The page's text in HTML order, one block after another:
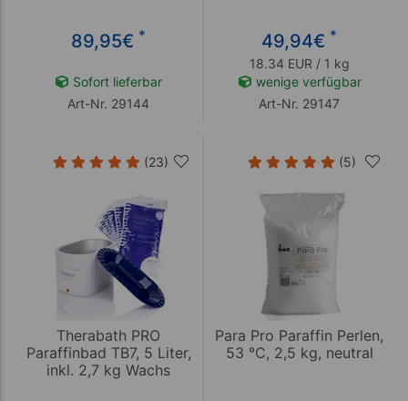
89,95€ *
Sofort lieferbar
Art-Nr. 29144
49,94€ *
18.34 EUR / 1 kg
wenige verfügbar
Art-Nr. 29147
(23)
Therabath PRO
Paraffinbad TB7, 5 Liter,
inkl. 2,7 kg Wachs
(5)
Para Pro Paraffin Perlen,
53 °C, 2,5 kg, neutral